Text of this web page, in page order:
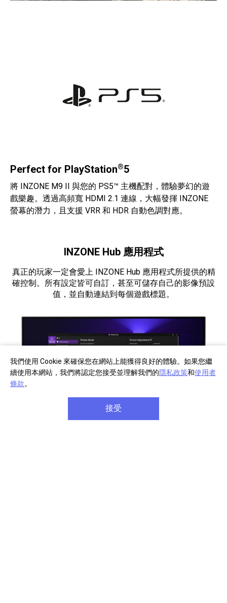
我們使用 Cookie 來確保您在網站上能獲得良好的體驗。如果您繼
續使用本網站，我們將認定您接受並理解我們的隱私政策和使用者
條款。
接受
Perfect for PlayStation®5
將 INZONE M9 II 與您的 PS5™ 主機配對，體驗夢幻的遊
戲樂趣。透過高頻寬 HDMI 2.1 連線，大幅發揮 INZONE
螢幕的潛力，且支援 VRR 和 HDR 自動色調對應。
INZONE Hub 應用程式
真正的玩家一定會愛上 INZONE Hub 應用程式所提供的精
確控制。所有設定皆可自訂，甚至可儲存自己的影像預設
值，並自動連結到每個遊戲標題。